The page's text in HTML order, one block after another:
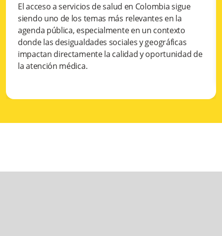
El acceso a servicios de salud en Colombia sigue
siendo uno de los temas más relevantes en la
agenda pública, especialmente en un contexto
donde las desigualdades sociales y geográficas
impactan directamente la calidad y oportunidad de
la atención médica.